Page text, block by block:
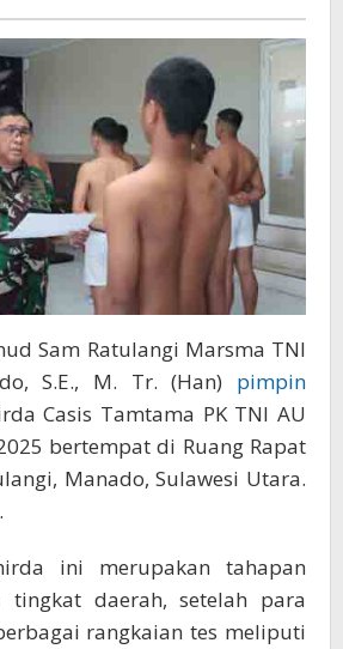
TNI
AU
III
TA
2025
Sam Ratulangi Marsma TNI
S.E., M. Tr. (Han) pimpin
Casis Tamtama PK TNI AU
bertempat di Ruang Rapat
Manado, Sulawesi Utara.
ini merupakan tahapan
daerah, setelah para
rangkaian tes meliputi